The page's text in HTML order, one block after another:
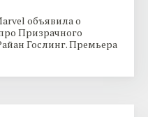
объявила о
Призрачного
Гослинг. Премьера